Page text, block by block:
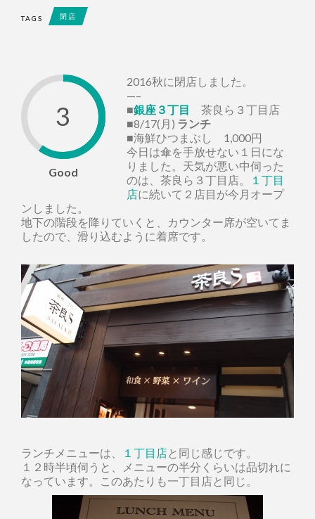
TAGS 閉店
3
Good
2016秋に閉店しました。
—–
■銀座３丁目
茶良ら３丁目店
■8/17(月) ランチ
■海鮮ひつまぶし 1,000円
今日は傘を手放せない１日にな
りました。天気が悪い中伺った
のは、茶良ら３丁目店。
１丁目
店に続いて２店目が今月オープ
ンしました。
地下の階段を降りていくと、カウンター席が空いてま
したので、滑り込むように着席です。
ランチメニューは、 １丁目店と同じ感じです。
１２時半頃伺うと、メニューの半分くらいは品切れに
なっています。このあたりも一丁目店と同じ。